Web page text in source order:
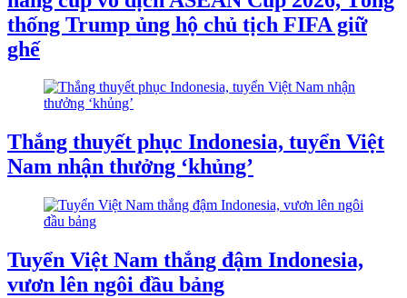
thống Trump ủng hộ chủ tịch FIFA giữ
ghế
Thắng thuyết phục Indonesia, tuyển Việt
Nam nhận thưởng ‘khủng’
Tuyển Việt Nam thắng đậm Indonesia,
vươn lên ngôi đầu bảng